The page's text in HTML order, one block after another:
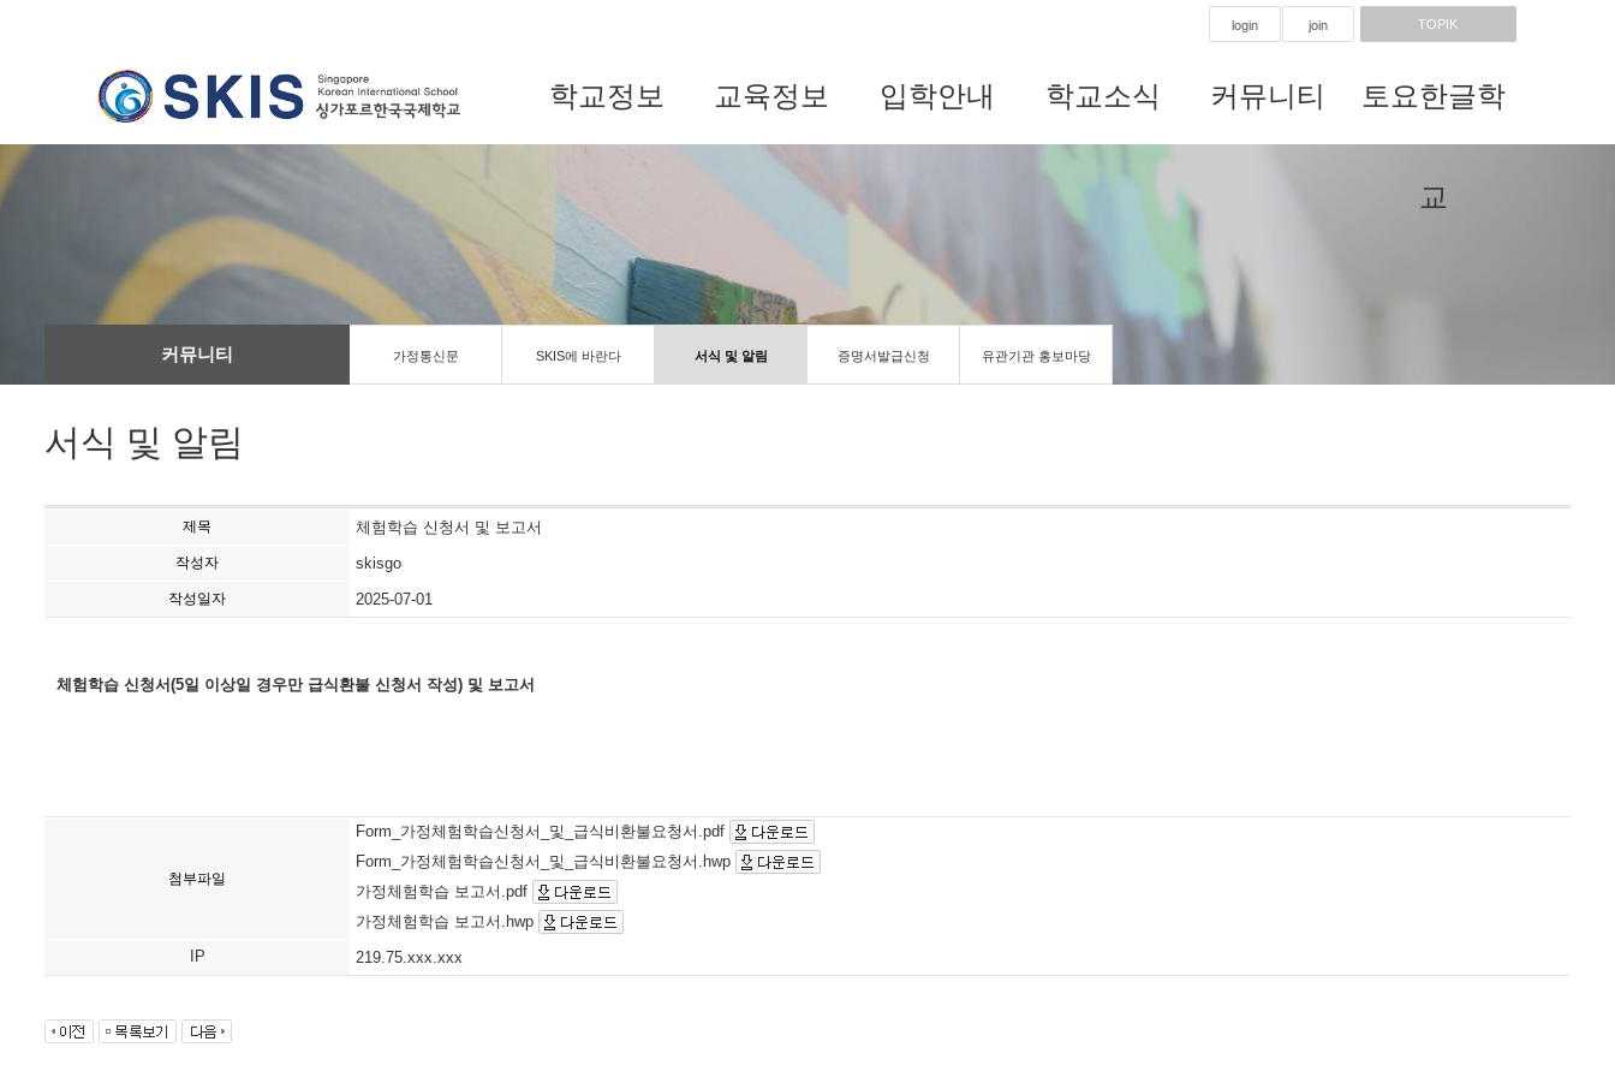
login join TOPIK
학교정보 교육정보 입학안내 학교소식 커뮤니티 토요한글학
교
커뮤니티 가정통신문 SKIS에 바란다 서식 및 알림 증명서발급신청 유관기관 홍보마당
서식 및 알림
제목 체험학습 신청서 및 보고서
작성자 skisgo
작성일자 2025-07-01
체험학습 신청서 (5일 이상일 경우만 급식환불 신청서 작성) 및 보고서
첨부파일
Form_가정체험학습신청서_및_급식비환불요청서.pdf
Form_가정체험학습신청서_및_급식비환불요청서.hwp
가정체험학습 보고서.pdf
가정체험학습 보고서.hwp
IP
219.75.xxx.xxx